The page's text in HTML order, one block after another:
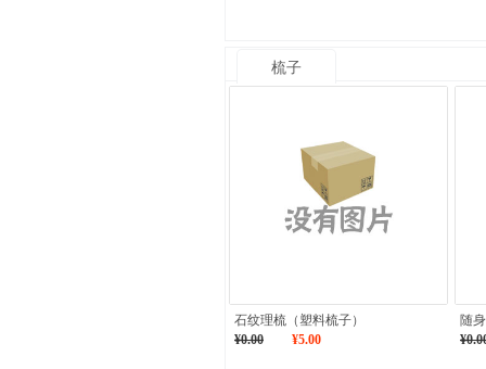
梳子
石纹理梳（塑料梳子）
¥0.00
¥5.00
随